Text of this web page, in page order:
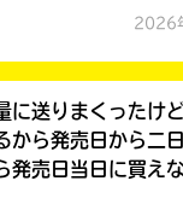
2026
に送りまくったけ
から発売日から二
発売日当日に買え